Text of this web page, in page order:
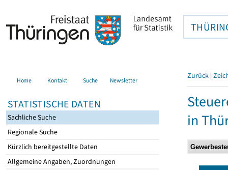
Home Kontakt Suche Newsletter
STATISTISCHE DATEN
Sachliche Suche
Regionale Suche
Kürzlich bereitgestellte Daten
Allgemeine Angaben, Zuordnungen
Zurück |
in